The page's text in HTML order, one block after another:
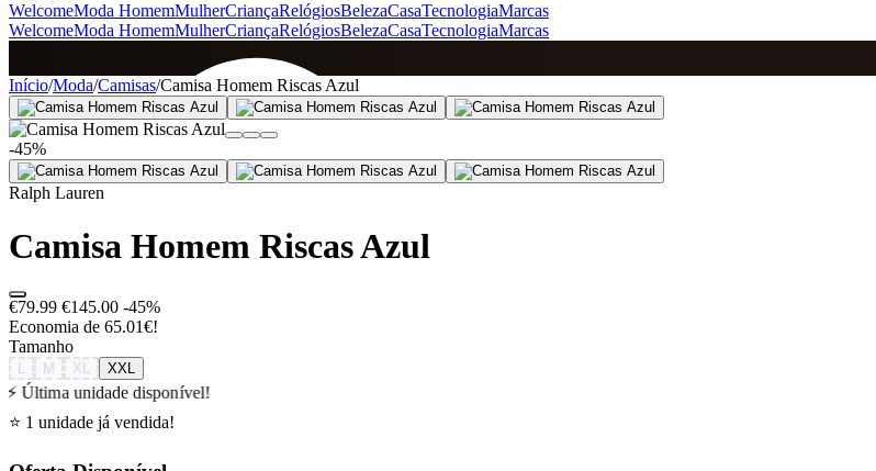
WelcomeModa HomemMulherCriançaRelógiosBelezaCasaTecnologiaMarcas
WelcomeModa HomemMulherCriançaRelógiosBelezaCasaTecnologiaMarcas
SINCE 2005
+de 36.000 reviews
Início/Moda/Camisas/Camisa Homem Riscas Azul
-45%
Ralph Lauren
Camisa Homem Riscas Azul
€79.99 €145.00 -45%
Economia de 65.01€!
Tamanho
M XL XXL
⚡ Última unidade disponível!
⭐ 1 unidade já vendida!